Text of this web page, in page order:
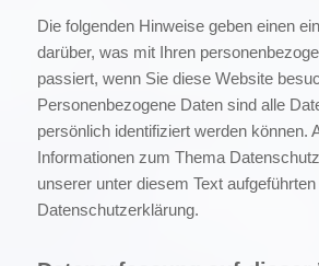
Die folgenden Hinweise geben einen
darüber, was mit Ihren
passiert, wenn Sie diese Website
Personenbezogene Daten sind alle
persönlich identifiziert werden können.
Informationen zum Thema
unserer unter diesem Text aufgeführten
Datenschutzerklärung.